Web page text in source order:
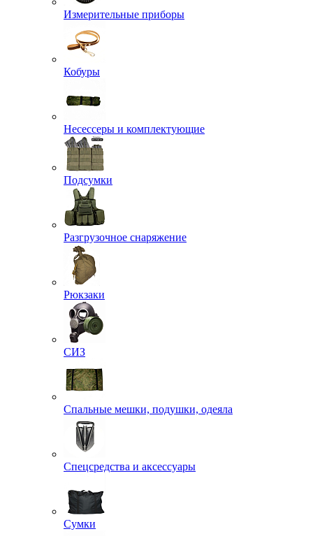
Измерительные приборы
Кобуры
Несессеры и комплектующие
Подсумки
Разгрузочное снаряжение
Рюкзаки
СИЗ
Спальные мешки, подушки, одеяла
Спецсредства и аксессуары
Сумки